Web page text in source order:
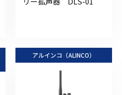
アルインコ（ALINCO）